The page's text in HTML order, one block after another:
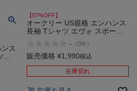
ス
【57%OFF】
オークリー US規格 エンハンス
長袖 Tシャツ エヴォ スポーツ
Enhance Qd Ls Tee Slv Evo 2.7
アウトレット セール
- （0件 ）
販売価格 ¥1,990税込
在庫切れ